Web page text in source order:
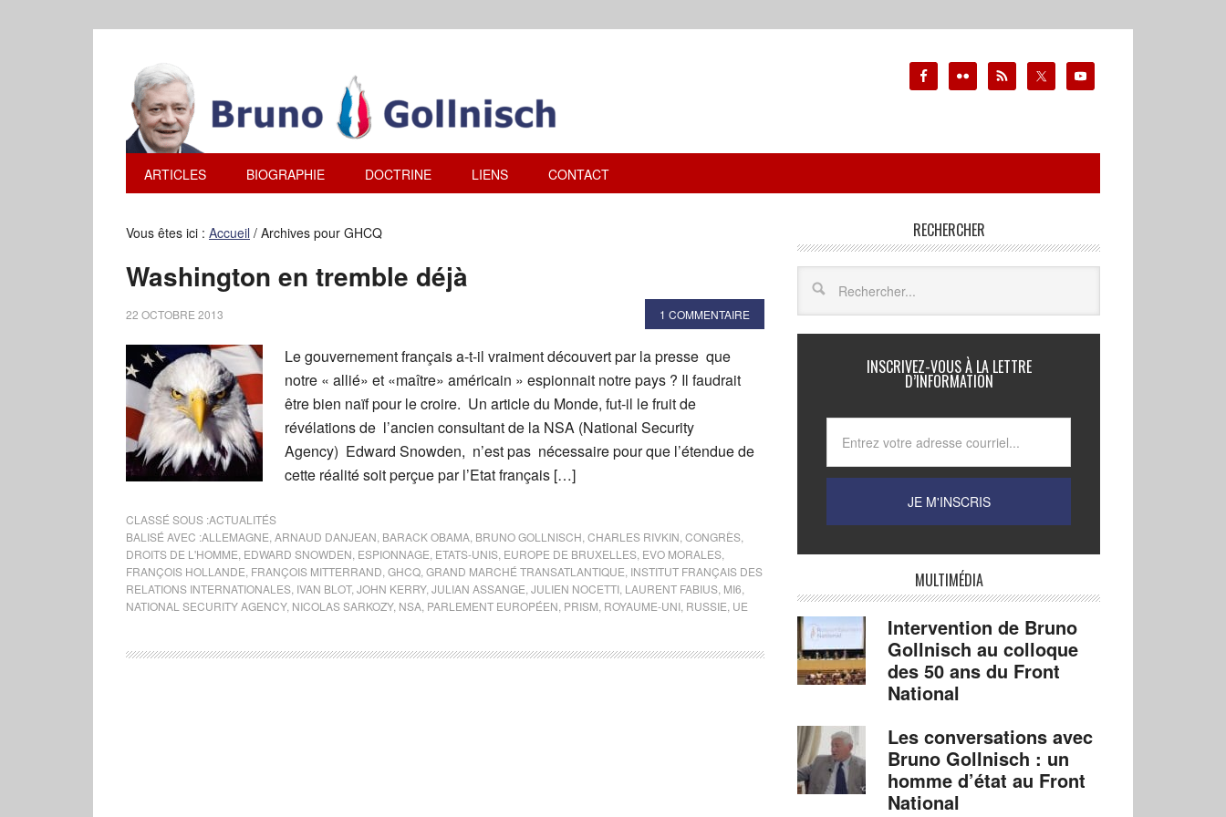
ARTICLES BIOGRAPHIE DOCTRINE LIENS CONTACT
Vous êtes ici : Accueil / Archives pour GHCQ
Washington en tremble déjà
22 OCTOBRE 2013 1 COMMENTAIRE
Le gouvernement français a-t-il vraiment découvert par la presse que
notre « allié» et «maître» américain » espionnait notre pays ? Il faudrait
être bien naïf pour le croire. Un article du Monde, fut-il le fruit de
révélations de l’ancien consultant de la NSA (National Security
Agency) Edward Snowden, n’est pas nécessaire pour que l’étendue de
cette réalité soit perçue par l’Etat français […]
CLASSÉ SOUS :ACTUALITÉS
BALISÉ AVEC :ALLEMAGNE ARNAUD DANJEAN BARACK OBAMA BRUNO GOLLNISCH CHARLES RIVKIN CONGRÈS
DROITS DE L'HOMME EDWARD SNOWDEN ESPIONNAGE ETATS-UNIS EUROPE DE BRUXELLES EVO MORALES
FRANÇOIS HOLLANDE FRANÇOIS MITTERRAND GHCQ GRAND MARCHÉ TRANSATLANTIQUE INSTITUT FRANÇAIS DES
RELATIONS INTERNATIONALES IVAN BLOT, JOHN KERRY, JULIAN ASSANGE JULIEN NOCETTI LAURENT FABIUS MI6
NATIONAL SECURITY AGENCY, NICOLAS SARKOZY, NSA PARLEMENT EUROPÉEN PRISM ROYAUME-UNI RUSSIE UE
RECHERCHER
INSCRIVEZ-VOUS À LA LETTRE
D’INFORMATION
MULTIMÉDIA
Intervention de Bruno
Gollnisch au colloque
des 50 ans du Front
National
Les conversations avec
Bruno Gollnisch : un
homme d’état au Front
National